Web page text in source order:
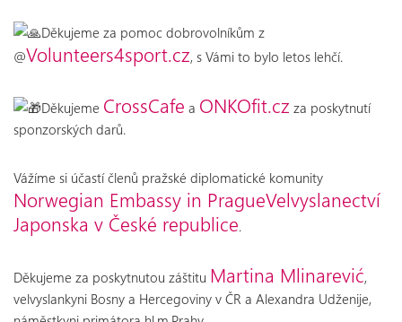
Děkujeme za pomoc dobrovolníkům z
@Volunteers4sport.cz, s Vámi to bylo letos lehčí.
Děkujeme CrossCafe a ONKOfit.cz za poskytnutí
sponzorských darů.
Vážíme si účastí členů pražské diplomatické komunity
Norwegian Embassy in PragueVelvyslanectví
Japonska v České republice.
Děkujeme za poskytnutou záštitu Martina Mlinarević,
velvyslankyni Bosny a Hercegoviny v ČR a Alexandra Udženije,